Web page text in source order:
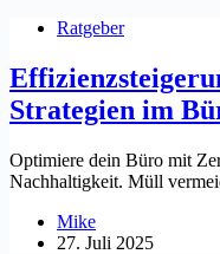
Ratgeber
Strategien im
Optimiere dein Büro mit
Nachhaltigkeit. Müll
Mike
27. Juli 2025